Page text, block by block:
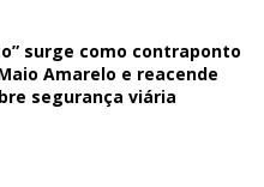
surge como contraponto
Amarelo e reacende
segurança viária